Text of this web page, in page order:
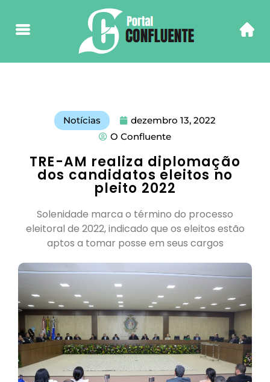
Notícias
dezembro 13, 2022
O Confluente
TRE-AM realiza diplomação
dos candidatos eleitos no
pleito 2022
Solenidade marca o término do processo
eleitoral de 2022, indicado que os eleitos estão
aptos a tomar posse em seus cargos